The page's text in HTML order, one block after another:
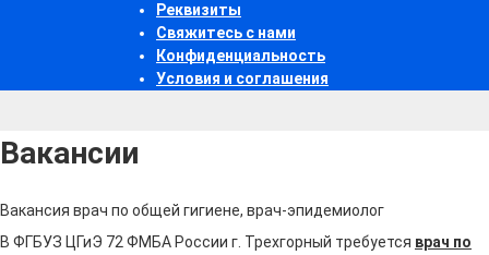
Реквизиты
Свяжитесь с нами
Конфиденциальность
Условия и соглашения
Вакансии
Вакансия врач по общей гигиене, врач-эпидемиолог
В ФГБУЗ ЦГиЭ 72 ФМБА России г. Трехгорный требуется врач по